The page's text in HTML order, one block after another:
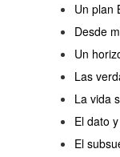
Un plan
Desde
Un
Las
La vida
El dato
El